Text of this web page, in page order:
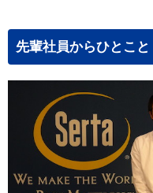
先輩社員からひとこと